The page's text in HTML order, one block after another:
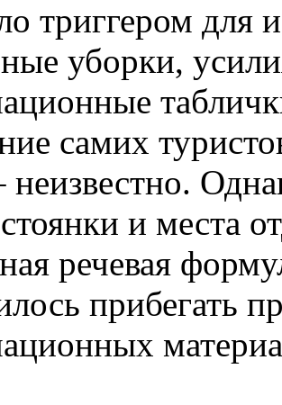
триггером для
уборки,
самих
неизвестно.
и места
речевая
прибегать